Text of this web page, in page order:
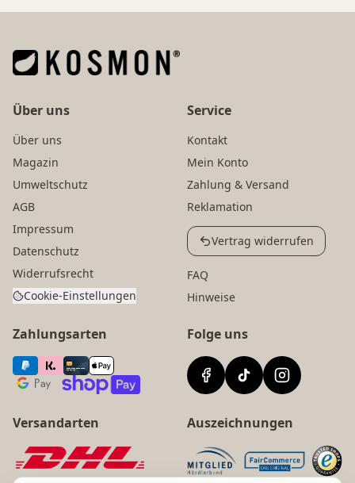
Über uns
Über uns
Magazin
Umweltschutz
AGB
Impressum
Datenschutz
Widerrufsrecht
Cookie-Einstellungen
Service
Kontakt
Mein Konto
Zahlung & Versand
Reklamation
Vertrag widerrufen
FAQ
Hinweise
Zahlungsarten
Versandarten
Folge uns
Auszeichnungen